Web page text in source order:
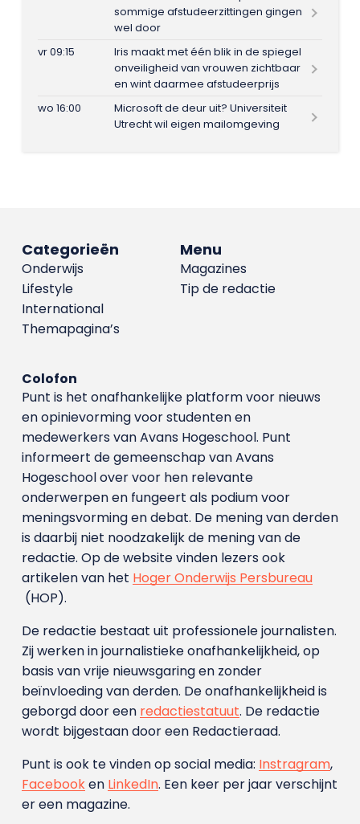
sommige afstudeerzittingen gingen
wel door
vr 09:15
Iris maakt met één blik in de spiegel
onveiligheid van vrouwen zichtbaar
en wint daarmee afstudeerprijs
wo 16:00
Microsoft de deur uit? Universiteit
Utrecht wil eigen mailomgeving
Menu
Magazines
Tip de redactie
Categorieën
Onderwijs
Lifestyle
International
Themapagina’s
Colofon
Punt is het onafhankelijke platform voor nieuws
en opinievorming voor studenten en
medewerkers van Avans Hoge­school. Punt
informeert de gemeenschap van Avans
Hogeschool over voor hen relevante
onderwerpen en fungeert als podium voor
meningsvorming en debat. De mening van derden
is daarbij niet noodzakelijk de mening van de
redactie. Op de website vinden lezers ook
artikelen van het Hoger Onderwijs Persbureau
(HOP).
De redactie bestaat uit professionele journalisten.
Zij werken in journalistieke onafhankelijkheid, op
basis van vrije nieuwsgaring en zonder
beïnvloeding van derden. De onafhankelijkheid is
geborgd door een redactiestatuut. De redactie
wordt bijgestaan door een Redactieraad.
Punt is ook te vinden op social media: Instragram,
Facebooken LinkedIn. Een keer per jaar verschijnt
er een magazine.